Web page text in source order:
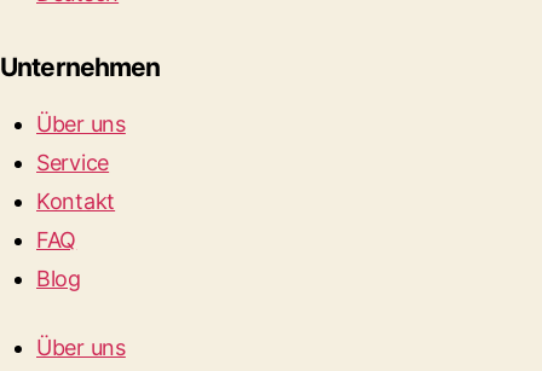
Unternehmen
Über uns
Service
Kontakt
FAQ
Blog
Über uns